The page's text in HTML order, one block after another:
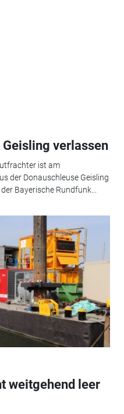
Geisling verlassen
ist am
der Donauschleuse Geisling
Bayerische Rundfunk...
weitgehend leer